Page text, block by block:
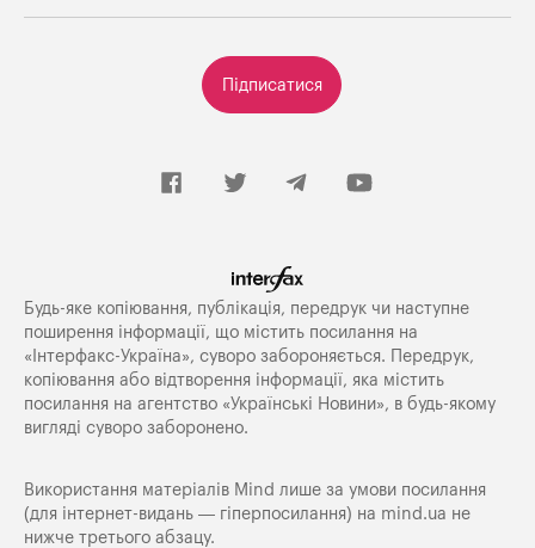
Підписатися
Будь-яке копiювання, публiкацiя, передрук чи наступне
поширення iнформацiї, що мiстить посилання на
«Iнтерфакс-Україна», суворо забороняється. Передрук,
копіювання або відтворення інформації, яка містить
посилання на агентство «Українські Новини», в будь-якому
вигляді суворо заборонено.
Використання матеріалів Mind лише за умови посилання
(для інтернет-видань — гіперпосилання) на mind.ua не
нижче третього абзацу.